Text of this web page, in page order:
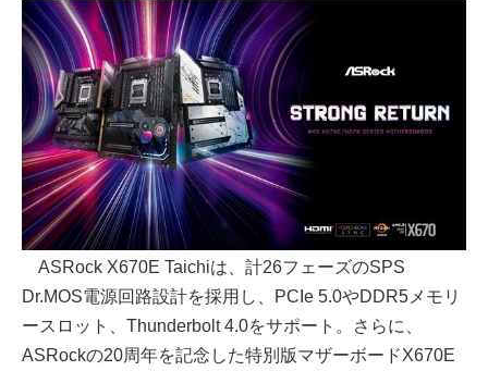
ASRock X670E Taichiは、計26フェーズのSPS
Dr.MOS電源回路設計を採用し、PCIe 5.0やDDR5メモリ
ースロット、Thunderbolt 4.0をサポート。さらに、
ASRockの20周年を記念した特別版マザーボードX670E